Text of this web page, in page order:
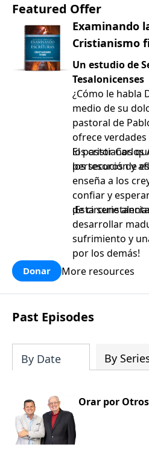
Featured Offer
Examinando
Cristianismo
Un estudio de
Tesalonicenses
¿Cómo le habla
medio de su
pastoral de
ofrece
los cristianos
persecución y
El pastor Carlos
los tesoros de
enseña a los
confiar y
de
¡Esta serie
desarrollar
sufrimiento y
por los demás!
Donar More resources
Past Episodes
By Date By
Orar por